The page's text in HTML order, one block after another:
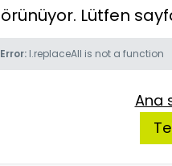
Lütfen
Error: l.replaceAll is not a function
Ana